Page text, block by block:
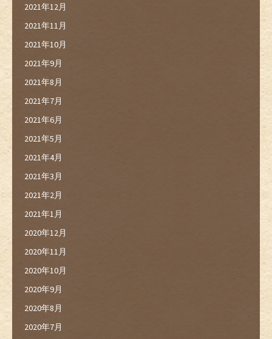
2021年12月
2021年11月
2021年10月
2021年9月
2021年8月
2021年7月
2021年6月
2021年5月
2021年4月
2021年3月
2021年2月
2021年1月
2020年12月
2020年11月
2020年10月
2020年9月
2020年8月
2020年7月